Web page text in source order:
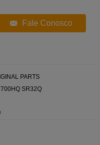
Fale Conosco
PARTS
SR32Q